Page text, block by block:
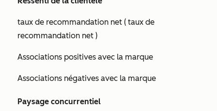
taux de recommandation net ( taux de
recommandation net )
Associations positives avec la marque
Associations négatives avec la marque
Paysage concurrentiel